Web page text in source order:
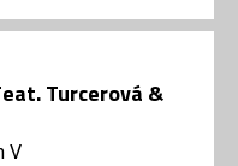
Turcerová &
V